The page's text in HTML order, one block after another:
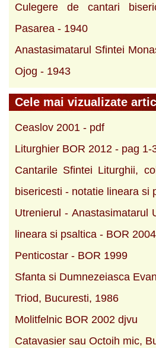
Culegere de cantari
Pasarea - 1940
Anastasimatarul Sfintei
Ojog - 1943
Cele mai vizualizate
Ceaslov 2001 - pdf
Liturghier BOR 2012 - pag 1-
Cantarile Sfintei Liturghii,
bisericesti - notatie lineara si
Utrenierul - Anastasimatarul
lineara si psaltica - BOR 2004
Penticostar - BOR 1999
Sfanta si Dumnezeiasca
Triod, Bucuresti, 1986
Molitfelnic BOR 2002 djvu
Catavasier sau Octoih mic,